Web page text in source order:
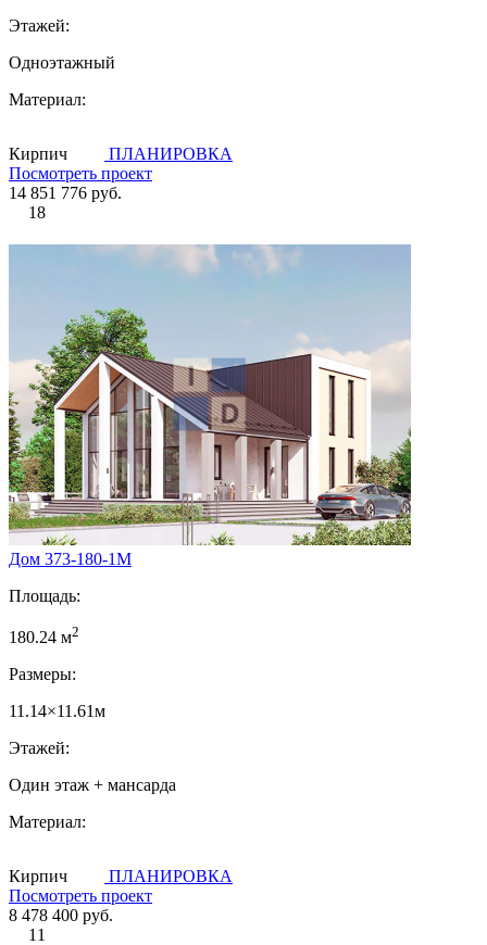
Этажей:
Одноэтажный
Материал:
Кирпич
ПЛАНИРОВКА
Посмотреть проект
14 851 776 руб.
18
Дом 373-180-1М
Площадь:
180.24 м2
Размеры:
11.14×11.61м
Этажей:
Один этаж + мансарда
Материал:
Кирпич
ПЛАНИРОВКА
Посмотреть проект
8 478 400 руб.
11